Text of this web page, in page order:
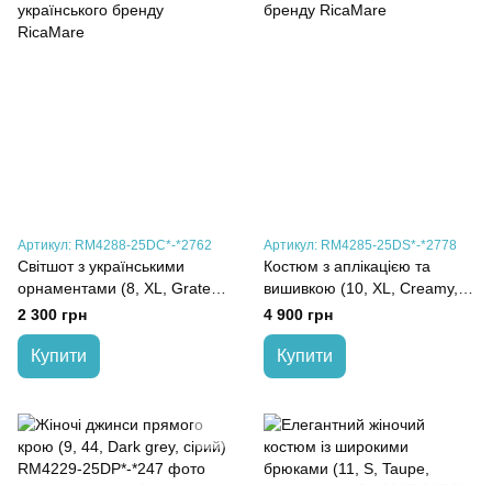
Артикул: RM4288-25DC*-*2762
Світшот з українськими
орнаментами (8, XL, Grateful
plum, фіолетовий)
2 300 грн
Купити
Артикул: RM4285-25DS*-*2778
Костюм з аплікацією та
вишивкою (10, XL, Creamy,
молочний)
4 900 грн
Купити